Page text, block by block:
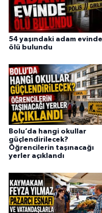
54 yaşındaki adam evinde
ölü bulundu
Bolu’da hangi okullar
güçlendirilecek?
Öğrencilerin taşınacağı
yerler açıklandı